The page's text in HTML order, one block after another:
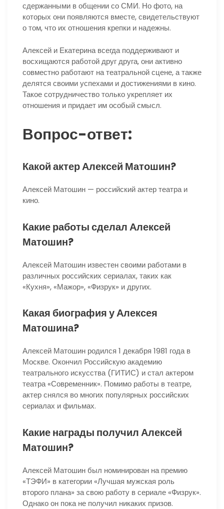
сдержанными в общении со СМИ. Но фото, на
которых они появляются вместе, свидетельствуют
о том, что их отношения крепки и надежны.
Алексей и Екатерина всегда поддерживают и
восхищаются работой друг друга, они активно
совместно работают на театральной сцене, а также
делятся своими успехами и достижениями в кино.
Такое сотрудничество только укрепляет их
отношения и придает им особый смысл.
Вопрос-ответ:
Какой актер Алексей Матошин?
Алексей Матошин — российский актер театра и
кино.
Какие работы сделал Алексей
Матошин?
Алексей Матошин известен своими работами в
различных российских сериалах, таких как
«Кухня», «Мажор», «Физрук» и других.
Какая биография у Алексея
Матошина?
Алексей Матошин родился 1 декабря 1981 года в
Москве. Окончил Российскую академию
театрального искусства (ГИТИС) и стал актером
театра «Современник». Помимо работы в театре,
актер снялся во многих популярных российских
сериалах и фильмах.
Какие награды получил Алексей
Матошин?
Алексей Матошин был номинирован на премию
«ТЭФИ» в категории «Лучшая мужская роль
второго плана» за свою работу в сериале «Физрук».
Однако он пока не получил никаких призов.